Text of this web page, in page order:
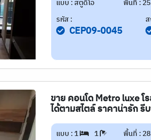
แบบ : สตูดิโอ พื้นที่ :
รหัส :
CEP09-0045
ขาย คอนโด Metro luxe
ได้ตามสไตล์ ราคาน่ารัก รี
แบบ : 1 1 พื้นที่ :